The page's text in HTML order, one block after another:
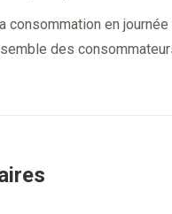
consommation en
des